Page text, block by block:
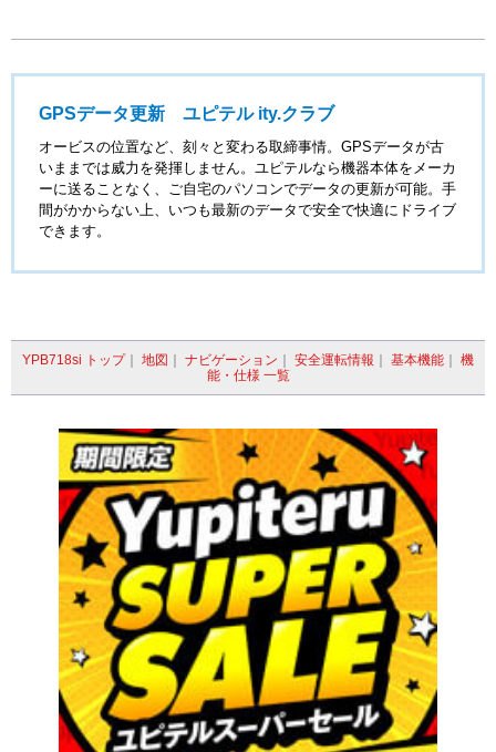
GPSデータ更新 ユピテル ity.クラブ
オービスの位置など、刻々と変わる取締事情。GPSデータが古
いままでは威力を発揮しません。ユピテルなら機器本体をメーカ
ーに送ることなく、ご自宅のパソコンでデータの更新が可能。手
間がかからない上、いつも最新のデータで安全で快適にドライブ
できます。
YPB718si トップ｜ 地図 ナビゲーション 安全運転情報 基本機能
機
能・仕様 一覧